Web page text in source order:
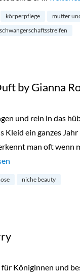
körperpflege
mutter
schwangerschaftsstreifen
by Gianna
und rein in das
Kleid ein ganzes
man oft wenn
Nuit Duft by
niche beauty
Königinnen und